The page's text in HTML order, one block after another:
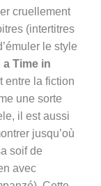
cruellement
(intertitres
le style
Time in
entre la fiction
une sorte
il est aussi
jusqu’où
soif de
avec